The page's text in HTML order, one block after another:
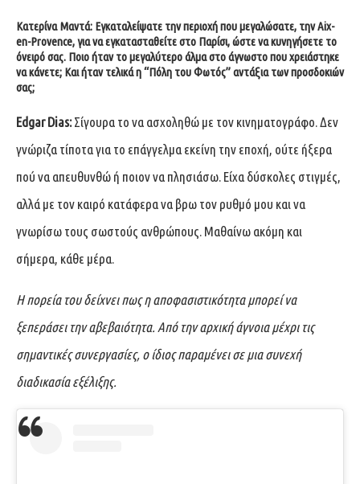
Κατερίνα Μαντά: Εγκαταλείψατε την περιοχή που μεγαλώσατε, την Aix-
en-Provence, για να εγκατασταθείτε στο Παρίσι, ώστε να κυνηγήσετε το
όνειρό σας. Ποιο ήταν το μεγαλύτερο άλμα στο άγνωστο που χρειάστηκε
να κάνετε; Και ήταν τελικά η “Πόλη του Φωτός” αντάξια των προσδοκιών
σας;
Edgar Dias:Σίγουρα το να ασχοληθώ με τον κινηματογράφο. Δεν
γνώριζα τίποτα για το επάγγελμα εκείνη την εποχή, ούτε ήξερα
πού να απευθυνθώ ή ποιον να πλησιάσω. Είχα δύσκολες στιγμές,
αλλά με τον καιρό κατάφερα να βρω τον ρυθμό μου και να
γνωρίσω τους σωστούς ανθρώπους. Μαθαίνω ακόμη και
σήμερα, κάθε μέρα.
Η πορεία του δείχνει πως η αποφασιστικότητα μπορεί να
ξεπεράσει την αβεβαιότητα. Από την αρχική άγνοια μέχρι τις
σημαντικές συνεργασίες, ο ίδιος παραμένει σε μια συνεχή
διαδικασία εξέλιξης.